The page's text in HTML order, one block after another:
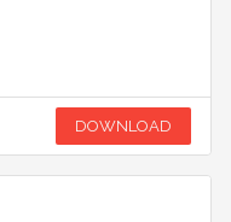
DOWNLOAD